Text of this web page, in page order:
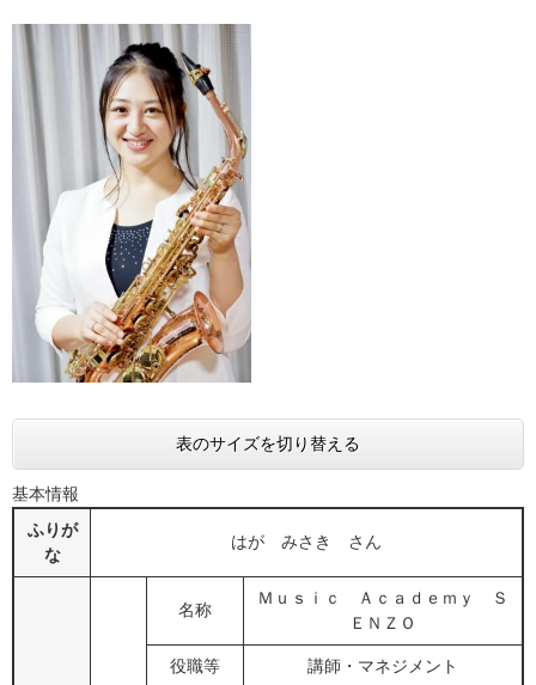
表のサイズを切り替える
基本情報
ふりが
な
はが みさき さん
名称
Ｍｕｓｉｃ Ａｃａｄｅｍｙ Ｓ
ＥＮＺＯ
役職等 講師・マネジメント